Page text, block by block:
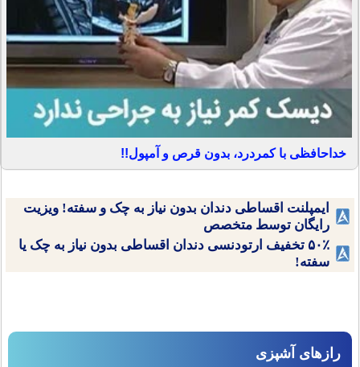
خداحافظی با کمردرد، بدون قرص و آمپول!!
ایمپلنت اقساطی دندان بدون نیاز به چک و سفته! ویزیت
رایگان توسط متخصص
۵۰٪ تخفیف ارتودنسی دندان اقساطی بدون نیاز به چک یا
سفته!
رازهای آشپزی